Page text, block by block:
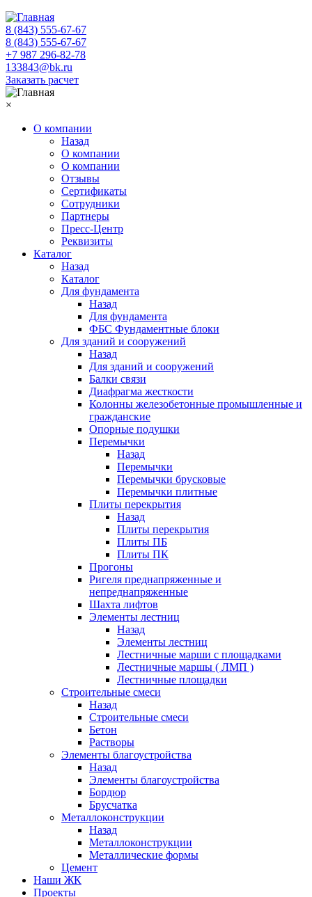
8 (843) 555-67-67
8 (843) 555-67-67
+7 987 296-82-78
133843@bk.ru
Заказать расчет
×
О компании
Назад
О компании
О компании
Отзывы
Сертификаты
Сотрудники
Партнеры
Пресс-Центр
Реквизиты
Каталог
Назад
Каталог
Для фундамента
Назад
Для фундамента
ФБС Фундаментные блоки
Для зданий и сооружений
Назад
Для зданий и сооружений
Балки связи
Диафрагма жесткости
Колонны железобетонные промышленные и
гражданские
Опорные подушки
Перемычки
Назад
Перемычки
Перемычки брусковые
Перемычки плитные
Плиты перекрытия
Назад
Плиты перекрытия
Плиты ПБ
Плиты ПК
Прогоны
Ригеля преднапряженные и
непреднапряженные
Шахта лифтов
Элементы лестниц
Назад
Элементы лестниц
Лестничные марши с площадками
Лестничные маршы ( ЛМП )
Лестничные площадки
Строительные смеси
Назад
Строительные смеси
Бетон
Растворы
Элементы благоустройства
Назад
Элементы благоустройства
Бордюр
Брусчатка
Металлоконструкции
Назад
Металлоконструкции
Металлические формы
Цемент
Наши ЖК
Проекты